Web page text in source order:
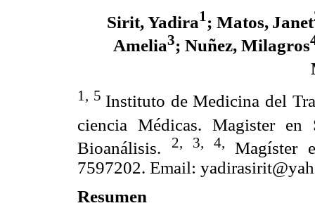
Sirit, Yadira1; Matos, Janet
Amelia3; Nuñez, Milagros
1, 5 Instituto de Medicina del
ciencia Médicas. Magister en
Bioanálisis.
2, 3, 4, Magíster
7597202. Email:
Resumen